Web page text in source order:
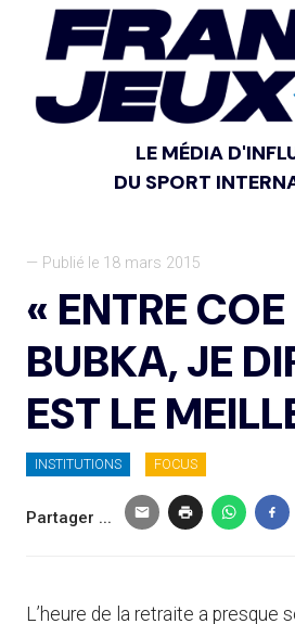
LE MÉDIA
DU SPORT
— Publié le 18 mars 2015
« ENTRE COE
BUBKA, JE
EST LE
INSTITUTIONS FOCUS
Partager ...
L’heure de la retraite a presque